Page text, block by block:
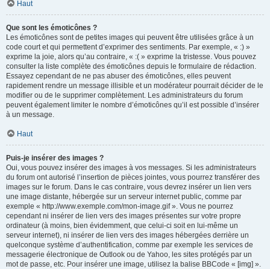
Haut
Que sont les émoticônes ?
Les émoticônes sont de petites images qui peuvent être utilisées grâce à un
code court et qui permettent d’exprimer des sentiments. Par exemple, « :) »
exprime la joie, alors qu’au contraire, « :( » exprime la tristesse. Vous pouvez
consulter la liste complète des émoticônes depuis le formulaire de rédaction.
Essayez cependant de ne pas abuser des émoticônes, elles peuvent
rapidement rendre un message illisible et un modérateur pourrait décider de le
modifier ou de le supprimer complètement. Les administrateurs du forum
peuvent également limiter le nombre d’émoticônes qu’il est possible d’insérer
à un message.
Haut
Puis-je insérer des images ?
Oui, vous pouvez insérer des images à vos messages. Si les administrateurs
du forum ont autorisé l’insertion de pièces jointes, vous pourrez transférer des
images sur le forum. Dans le cas contraire, vous devrez insérer un lien vers
une image distante, hébergée sur un serveur internet public, comme par
exemple « http://www.exemple.com/mon-image.gif ». Vous ne pourrez
cependant ni insérer de lien vers des images présentes sur votre propre
ordinateur (à moins, bien évidemment, que celui-ci soit en lui-même un
serveur internet), ni insérer de lien vers des images hébergées derrière un
quelconque système d’authentification, comme par exemple les services de
messagerie électronique de Outlook ou de Yahoo, les sites protégés par un
mot de passe, etc. Pour insérer une image, utilisez la balise BBCode « [img] ».